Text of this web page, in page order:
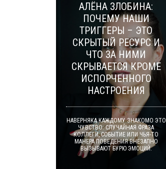
АЛЁНА ЗЛОБИНА:
ПОЧЕМУ НАШИ
ТРИГГЕРЫ – ЭТО
СКРЫТЫЙ РЕСУРС И
ЧТО ЗА НИМИ
СКРЫВАЕТСЯ КРОМЕ
ИСПОРЧЕННОГО
НАСТРОЕНИЯ
НАВЕРНЯКА КАЖДОМУ ЗНАКОМО ЭТО
ЧУВСТВО: СЛУЧАЙНАЯ ФРАЗА
КОЛЛЕГИ, СОБЫТИЕ ИЛИ ЧЬЯ-ТО
МАНЕРА ПОВЕДЕНИЯ ВНЕЗАПНО
ВЫЗЫВАЮТ БУРЮ ЭМОЦИЙ.